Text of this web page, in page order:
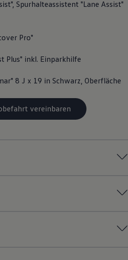
Spurhalteassistent "Lane Assist"
Pro"
Plus" inkl. Einparkhilfe
8 J x 19 in Schwarz, Oberfläche
vereinbaren